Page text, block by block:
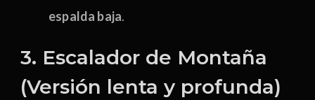
espalda baja.
3. Escalador de Montaña
(Versión lenta y profunda)